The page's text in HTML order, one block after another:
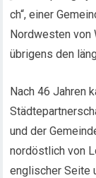
ch“, einer
Nordwesten von
übrigens den
Nach 46 Jahren
und der
nordöstlich von
englischer Seite